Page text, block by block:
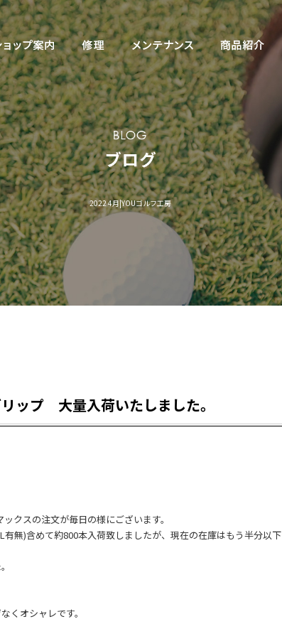
2022 4月|YOUゴルフ工房
ップ 大量入荷いたしました。
クスの注文が毎日の様にございます。
無)含めて約800本入荷致しましたが、現在の在庫はもう半分以下
くオシャレです。